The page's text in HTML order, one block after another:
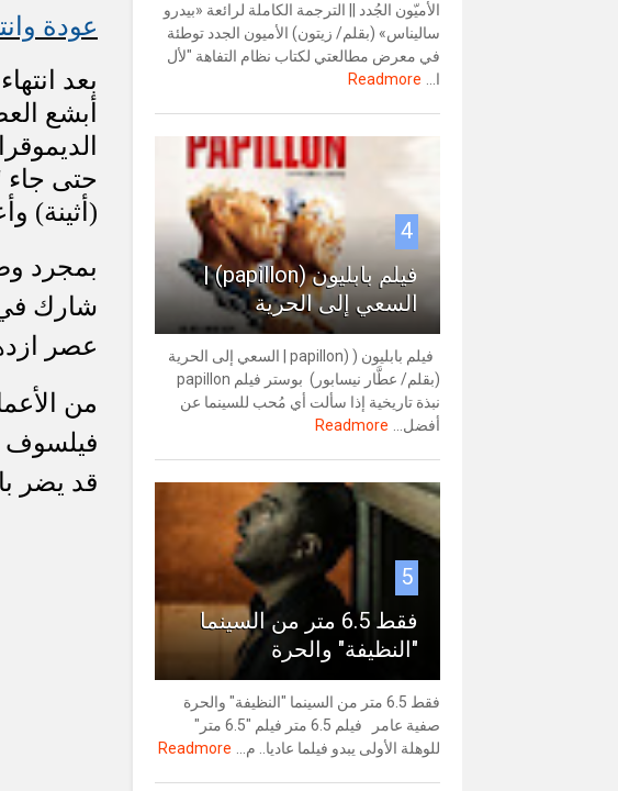
عودة
بعد
أبشع
حتى جاء
(أثينة)
بمجرد
شارك في
عصر
من
فيلسوف
قد يضر
الأميّون الجُدد || الترجمة الكاملة لرائعة «بيدرو
ساليناس» (بقلم/ زيتون) الأميون الجدد توطئة
في معرض مطالعتي لكتاب نظام التفاهة "لأل
ا...
Readmore
4
فيلم بابليون (papillon) |
السعي إلى الحرية
فيلم بابليون ( (papillon | السعي إلى الحرية
(بقلم/ عطَّار نيسابور) بوستر فيلم papillon
نبذة تاريخية إذا سألت أي مُحب للسينما عن
أفضل...
Readmore
5
فقط 6.5 متر من السينما
"النظيفة" والحرة
فقط 6.5 متر من السينما "النظيفة" والحرة
صفية عامر فيلم 6.5 متر فيلم "6.5 متر"
للوهلة الأولى يبدو فيلما عاديا.. م...
Readmore